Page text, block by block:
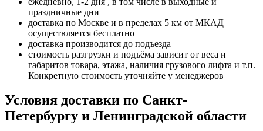
праздничные дни
доставка по Москве и в пределах 5 км от МКАД
осуществляется бесплатно
доставка производится до подъезда
стоимость разгрузки и подъёма зависит от веса и
габаритов товара, этажа, наличия грузового лифта и т.п.
Конкретную стоимость уточняйте у менеджеров
Условия доставки по Санкт-
Петербургу и Ленинградской области